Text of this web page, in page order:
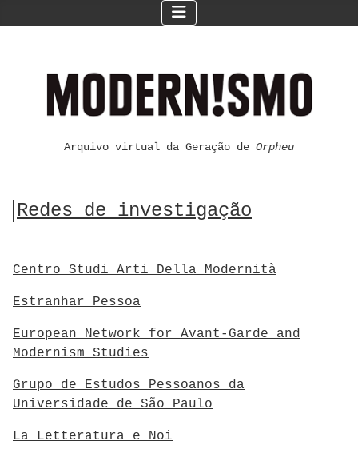
Arquivo virtual da Geração de Orpheu
Redes de investigação
Centro Studi Arti Della Modernità
Estranhar Pessoa
European Network for Avant-Garde and
Modernism Studies
Grupo de Estudos Pessoanos da
Universidade de São Paulo
La Letteratura e Noi